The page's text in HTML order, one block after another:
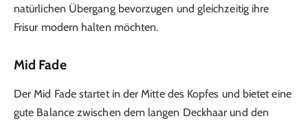
natürlichen Übergang bevorzugen und gleichzeitig ihre
Frisur modern halten möchten.
Mid Fade
Der Mid Fade startet in der Mitte des Kopfes und bietet eine
gute Balance zwischen dem langen Deckhaar und den